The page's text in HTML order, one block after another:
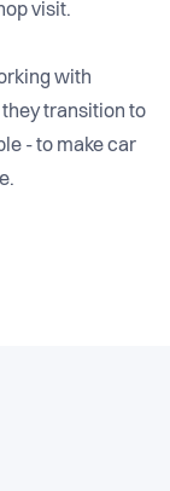
visit.
with
transition to
- to make car